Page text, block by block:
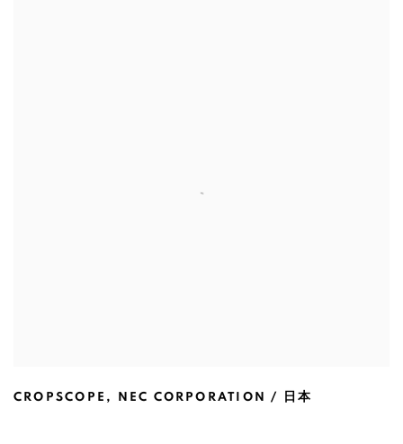
CROPSCOPE , NEC CORPORATION / 日本